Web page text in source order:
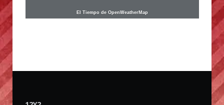
El Tiempo de OpenWeatherMap